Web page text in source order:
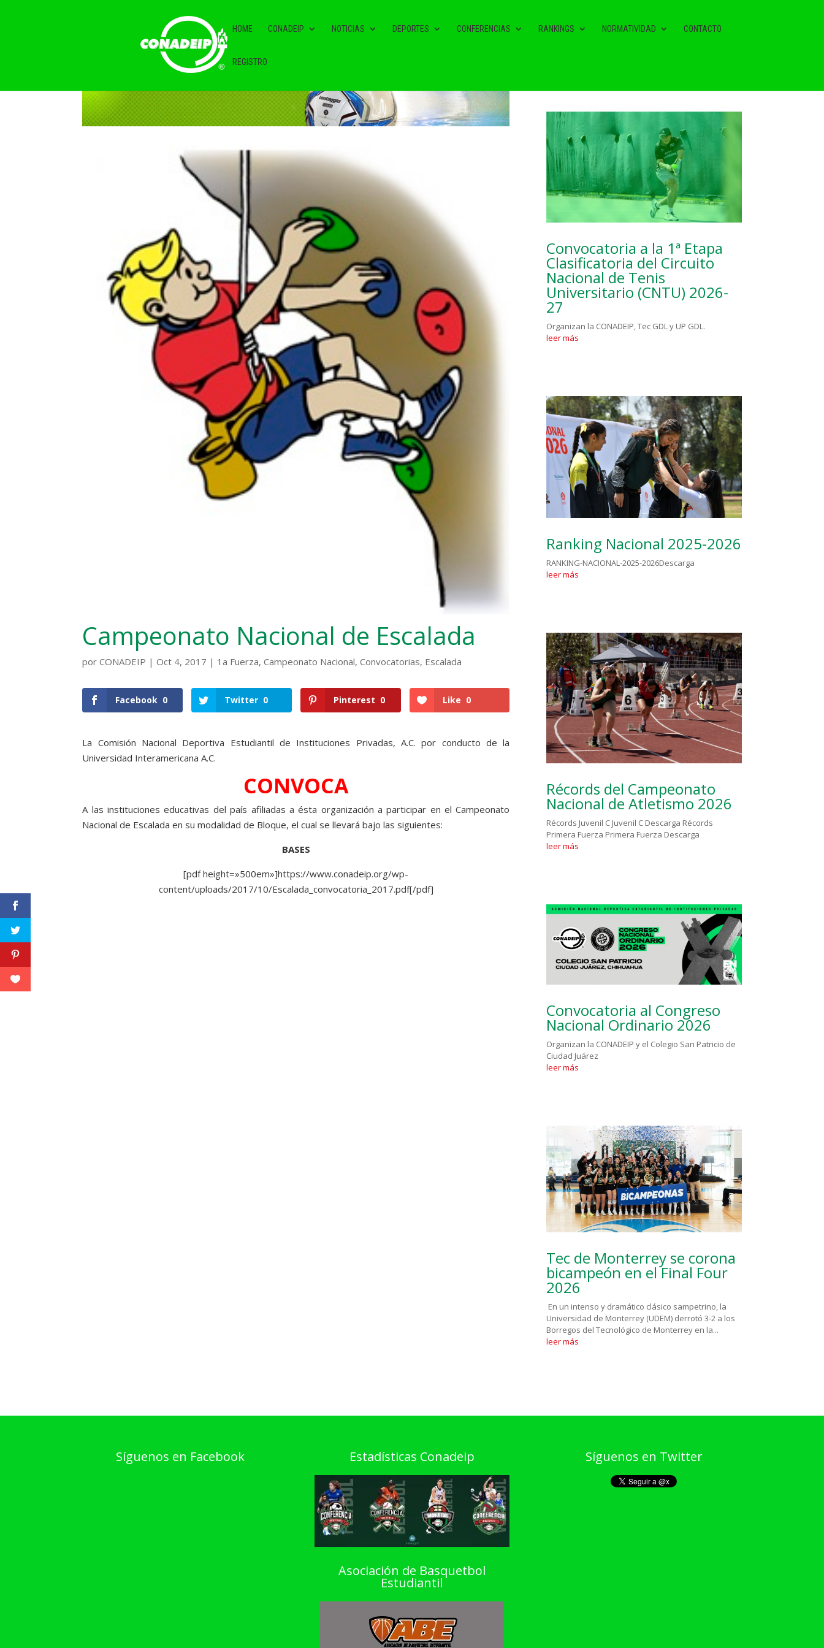
HOME CONADEIP NOTICIAS DEPORTES CONFERENCIAS RANKINGS NORMATIVIDAD CONTACTO
REGISTRO
Campeonato Nacional de Escalada
porCONADEIP |Oct 4, 2017 | 1a Fuerza,Campeonato Nacional,Convocatorias, Escalada
Facebook 0 Twitter 0 Pinterest 0 Like 0
La Comisión Nacional Deportiva Estudiantil de Instituciones Privadas, A.C. por conducto de la
Universidad Interamericana A.C.
CONVOCA
A las instituciones educativas del país afiliadas a ésta organización a participar en el Campeonato
Nacional de Escalada en su modalidad de Bloque, el cual se llevará bajo las siguientes:
BASES
[pdf height=»500em»]https://www.conadeip.org/wp-
content/uploads/2017/10/Escalada_convocatoria_2017.pdf[/pdf]
Convocatoria a la 1ª Etapa
Clasificatoria del Circuito
Nacional de Tenis
Universitario (CNTU) 2026-
27
Organizan la CONADEIP, Tec GDL y UP GDL.
leer más
Ranking Nacional 2025-2026
RANKING-NACIONAL-2025-2026Descarga
leer más
Récords del Campeonato
Nacional de Atletismo 2026
Récords Juvenil C Juvenil C Descarga Récords
Primera Fuerza Primera Fuerza Descarga
leer más
Convocatoria al Congreso
Nacional Ordinario 2026
Organizan la CONADEIP y el Colegio San Patricio de
Ciudad Juárez
leer más
Tec de Monterrey se corona
bicampeón en el Final Four
2026
En un intenso y dramático clásico sampetrino, la
Universidad de Monterrey (UDEM) derrotó 3-2 a los
Borregos del Tecnológico de Monterrey en la...
leer más
Síguenos en Facebook Estadísticas Conadeip
Asociación de Basquetbol
Estudiantil
Síguenos en Twitter